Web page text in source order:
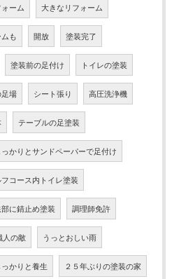
ーム 大きなリフォーム
も 開放 塗装完了
塗装前の足付け トイレの塗装
場 シート張り 高圧洗浄機
テーブルの足塗装
っかりとサンドペーパーで足付け
コース内トイレ塗装
に錆止め塗装 調理師免許
人の敵 うっとおしい雨
かりと養生 ２５年ぶりの塗装の家